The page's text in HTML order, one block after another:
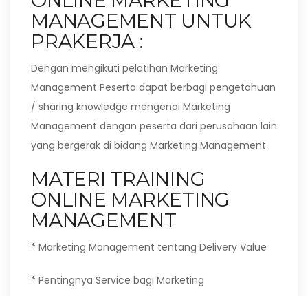
MANAGEMENT UNTUK
PRAKERJA :
Dengan mengikuti pelatihan Marketing
Management Peserta dapat berbagi pengetahuan
/ sharing knowledge mengenai Marketing
Management dengan peserta dari perusahaan lain
yang bergerak di bidang Marketing Management
MATERI TRAINING
ONLINE MARKETING
MANAGEMENT
* Marketing Management tentang Delivery Value
* Pentingnya Service bagi Marketing